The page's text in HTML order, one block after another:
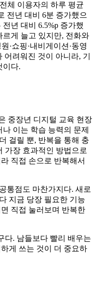
체 이용자의 하루 평균
전년 대비 6분 증가했으
년 대비 6.5%p 증가했
게 늘고 있지만, 전화와
·쇼핑·내비게이션·동영
어려워진 것이 아니라, 기
이다.
중장년 디지털 교육 현장
이는 학습 능력의 문제
걸릴 뿐, 반복을 통해 충
가장 효과적인 방법으로
직접 손으로 반복해서
통점도 마찬가지다. 새로
지금 당장 필요한 기능
직접 눌러보며 반복한
다. 남들보다 빨리 배우는
게 쓰는 것이 더 중요하